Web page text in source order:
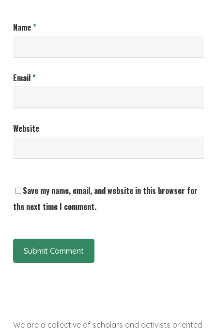
Name*
Email*
Website
Save my name, email, and website in this browser for
the next time I comment.
We are a collective of scholars and activists oriented